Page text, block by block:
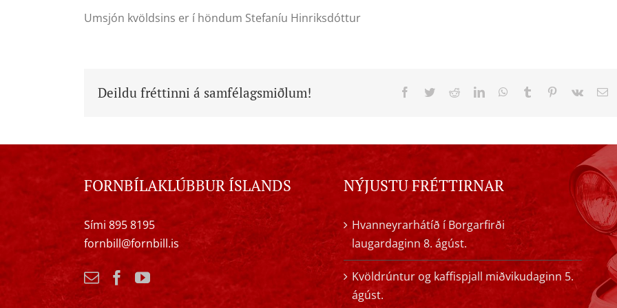
Umsjón kvöldsins er í höndum Stefaníu Hinriksdóttur
Deildu fréttinni á samfélagsmiðlum! Facebook
TwitterRedditLinkedInWhatsApp
Tumblr Pinterest
Vk
FORNBÍLAKLÚBBUR ÍSLANDS
Sími 895 8195
fornbill@fornbill.is
NÝJUSTU FRÉTTIRNAR
Hvanneyrarhátíð í Borgarfirði
laugardaginn 8. ágúst.
Kvöldrúntur og kaffispjall miðvikudaginn 5.
ágúst.